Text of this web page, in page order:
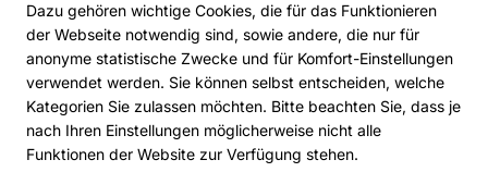
können. Hierdurch können sich für die
Nutzer Risiken ergeben, weil so z. B. die
Durchsetzung der Rechte der Nutzer
erschwert werden könnte.
Dazu gehören wichtige Cookies, die für das Funktionieren
der Webseite notwendig sind, sowie andere, die nur für
anonyme statistische Zwecke und für Komfort-Einstellungen
verwendet werden. Sie können selbst entscheiden, welche
Kategorien Sie zulassen möchten. Bitte beachten Sie, dass je
nach Ihren Einstellungen möglicherweise nicht alle
Funktionen der Website zur Verfügung stehen.